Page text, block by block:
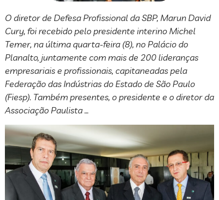
O diretor de Defesa Profissional da SBP, Marun David
Cury, foi recebido pelo presidente interino Michel
Temer, na última quarta-feira (8), no Palácio do
Planalto, juntamente com mais de 200 lideranças
empresariais e profissionais, capitaneadas pela
Federação das Indústrias do Estado de São Paulo
(Fiesp). Também presentes, o presidente e o diretor da
Associação Paulista …